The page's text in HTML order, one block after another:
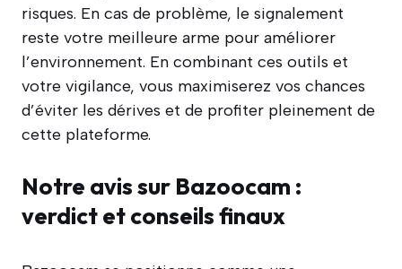
risques. En cas de problème, le signalement
reste votre meilleure arme pour améliorer
l’environnement. En combinant ces outils et
votre vigilance, vous maximiserez vos chances
d’éviter les dérives et de profiter pleinement de
cette plateforme.
Notre avis sur Bazoocam :
verdict et conseils finaux